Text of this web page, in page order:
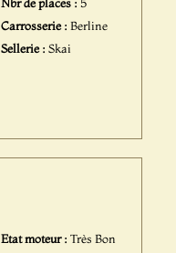
Carrosserie :Berline
Sellerie :Skai
Etat moteur :Très Bon